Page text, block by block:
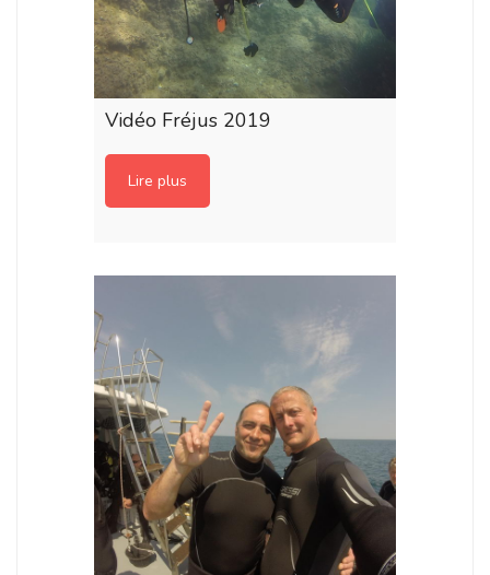
Vidéo Fréjus 2019
Lire plus